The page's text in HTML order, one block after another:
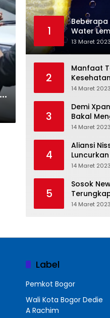
1
Water
Anda
13 Maret 2023
2
Manfaat
14 Maret 2023
3
Demi
Bakal
Pajero
14 Maret 2023
4
Aliansi
14 Maret 2023
5
Sosok
14 Maret 2023
Label
Pemkot Bogor
Wali Kota Bogor Dedie
A Rachim